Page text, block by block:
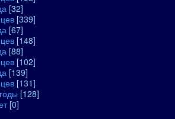
[32]
[339]
[67]
[148]
[88]
[102]
[139]
[131]
[128]
[0]